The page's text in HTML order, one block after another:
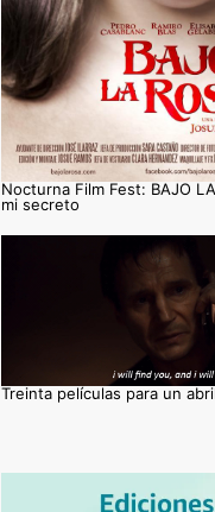
Nocturna Film Fest: BAJO
mi secreto
Treinta películas para un